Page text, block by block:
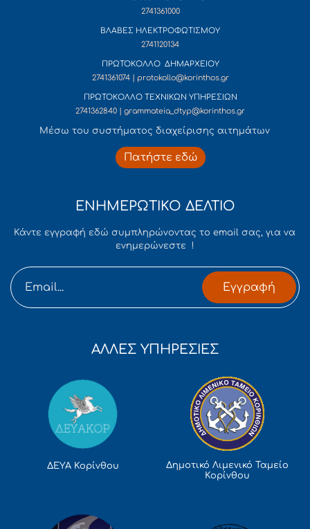
2741361000
ΒΛΑΒΕΣ ΗΛΕΚΤΡΟΦΩΤΙΣΜΟΥ
2741120134
ΠΡΩΤΟΚΟΛΛΟ ΔΗΜΑΡΧΕΙΟΥ
2741361074 | protokollo@korinthos.gr
ΠΡΩΤΟΚΟΛΛΟ ΤΕΧΝΙΚΩΝ ΥΠΗΡΕΣΙΩΝ
2741362840 | grammateia_dtyp@korinthos.gr
Mέσω του συστήματος διαχείρισης αιτημάτων
Πατήστε εδώ
ΕΝΗΜΕΡΩΤΙΚΟ ΔΕΛΤΙΟ
Κάντε εγγραφή εδώ συμπληρώνοντας το email σας, για να
ενημερώνεστε !
Εγγραφή
ΑΛΛΕΣ ΥΠΗΡΕΣΙΕΣ
ΔΕΥΑ Κορίνθου
Δημοτικό Λιμενικό Ταμείο
Κορίνθου